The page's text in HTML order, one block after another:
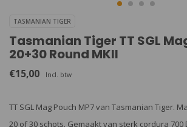
TASMANIAN TIGER
Tasmanian Tiger TT SGL
20+30 Round MKII
€15,00 Incl. btw
TT SGL Mag Pouch MP7 van Tasmanian Tiger.
20 of 30 schots. Gemaakt van sterk cordura 700